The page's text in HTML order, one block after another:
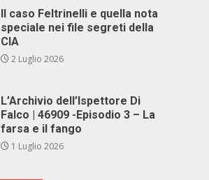
Il caso Feltrinelli e quella nota
speciale nei file segreti della
CIA
2 Luglio 2026
L’Archivio dell’Ispettore Di
Falco | 46909 -Episodio 3 – La
farsa e il fango
1 Luglio 2026